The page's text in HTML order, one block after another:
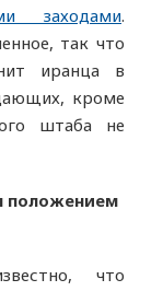
заходами.
так что
иранца в
кроме
штаба не
положением
что